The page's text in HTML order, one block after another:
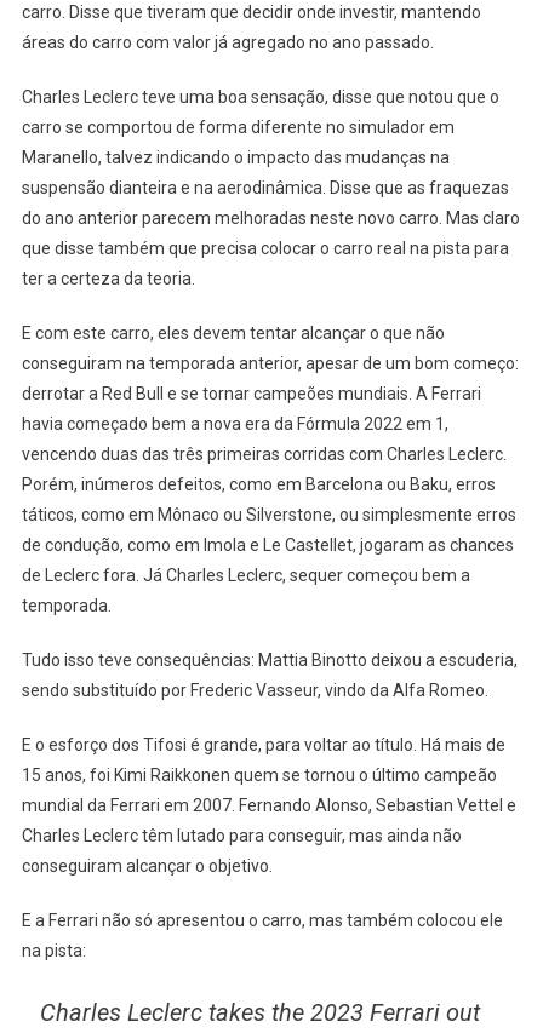
carro. Disse que tiveram que decidir onde investir, mantendo
áreas do carro com valor já agregado no ano passado.
Charles Leclerc teve uma boa sensação, disse que notou que o
carro se comportou de forma diferente no simulador em
Maranello, talvez indicando o impacto das mudanças na
suspensão dianteira e na aerodinâmica. Disse que as fraquezas
do ano anterior parecem melhoradas neste novo carro. Mas claro
que disse também que precisa colocar o carro real na pista para
ter a certeza da teoria.
E com este carro, eles devem tentar alcançar o que não
conseguiram na temporada anterior, apesar de um bom começo:
derrotar a Red Bull e se tornar campeões mundiais. A Ferrari
havia começado bem a nova era da Fórmula 2022 em 1,
vencendo duas das três primeiras corridas com Charles Leclerc.
Porém, inúmeros defeitos, como em Barcelona ou Baku, erros
táticos, como em Mônaco ou Silverstone, ou simplesmente erros
de condução, como em Imola e Le Castellet, jogaram as chances
de Leclerc fora. Já Charles Leclerc, sequer começou bem a
temporada.
Tudo isso teve consequências: Mattia Binotto deixou a escuderia,
sendo substituído por Frederic Vasseur, vindo da Alfa Romeo.
E o esforço dos Tifosi é grande, para voltar ao título. Há mais de
15 anos, foi Kimi Raikkonen quem se tornou o último campeão
mundial da Ferrari em 2007. Fernando Alonso, Sebastian Vettel e
Charles Leclerc têm lutado para conseguir, mas ainda não
conseguiram alcançar o objetivo.
E a Ferrari não só apresentou o carro, mas também colocou ele
na pista:
Charles Leclerc takes the 2023 Ferrari out